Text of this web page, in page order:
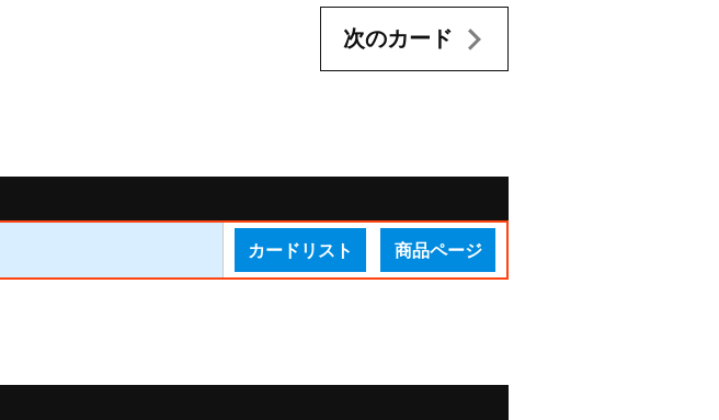
次のカード
カードリスト 商品ページ